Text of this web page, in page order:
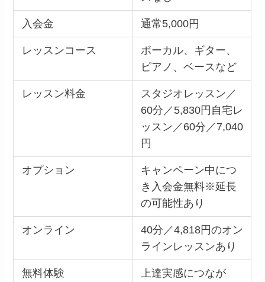
入会金 通常5,000円
レッスンコース
ボーカル、ギター、
ピアノ、ベースなど
レッスン料金
スタジオレッスン／
60分／5,830円自宅レ
ッスン／60分／7,040
円
オプション
キャンペーン中につ
き入会金無料※延長
の可能性あり
オンライン
40分／4,818円のオン
ラインレッスンあり
無料体験
上達実感につなが